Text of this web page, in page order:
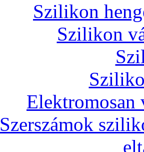
Szilikon
Szilikon
Elektromosan
Szerszámok